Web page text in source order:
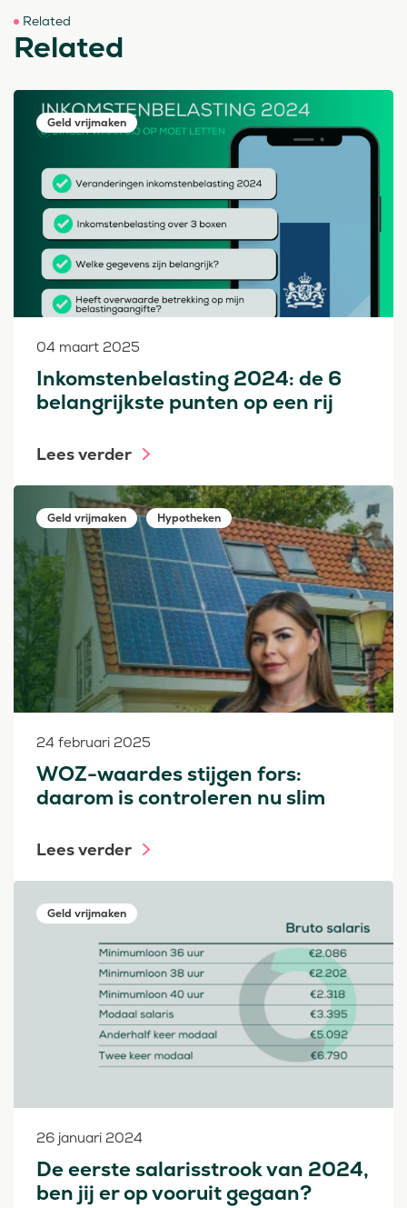
Related
Related
Geld vrijmaken
04 maart 2025
Inkomstenbelasting 2024: de 6
belangrijkste punten op een rij
Lees verder
Geld vrijmaken Hypotheken
24 februari 2025
WOZ-waardes stijgen fors:
daarom is controleren nu slim
Lees verder
Geld vrijmaken
26 januari 2024
De eerste salarisstrook van 2024,
ben jij er op vooruit gegaan?